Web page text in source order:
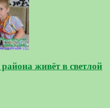
живёт в светлой